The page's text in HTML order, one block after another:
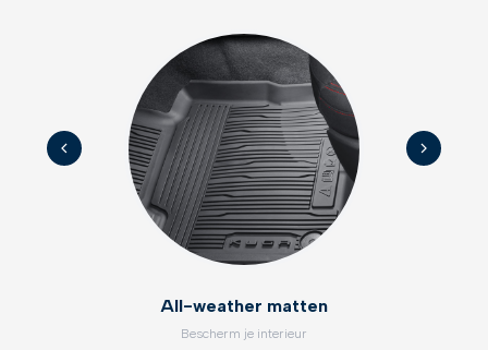
All-weather matten
Bescherm je interieur